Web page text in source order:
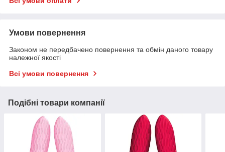
Умови повернення
Законом не передбачено повернення та обмін даного товару
належної якості
Всі умови повернення
Подібні товари компанії